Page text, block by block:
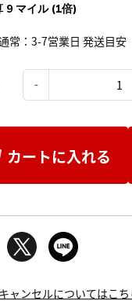
9 マイル (1倍)
常：3-7営業日 発送目安
カートに入れる
ャンセルについてはこち